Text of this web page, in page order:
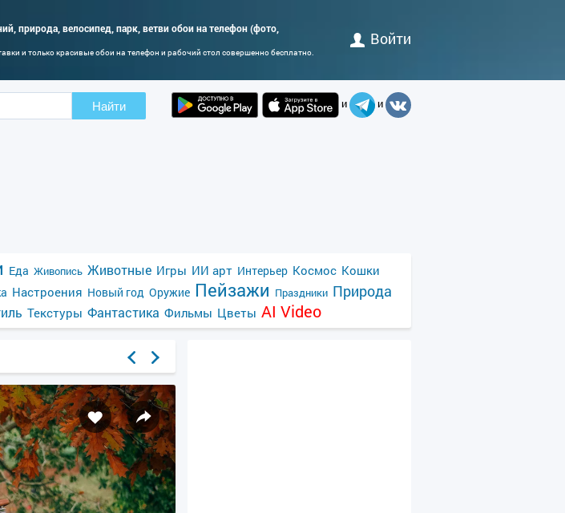
природа, велосипед, парк, ветви обои на телефон (фото,
и только красивые обои на телефон и рабочий стол совершенно бесплатно.
Войти
Найти и и
Еда Живопись Животные Игры ИИ арт Интерьер Космос Кошки
Настроения Новый год Оружие Пейзажи Праздники Природа
Текстуры Фантастика Фильмы Цветы AI Video